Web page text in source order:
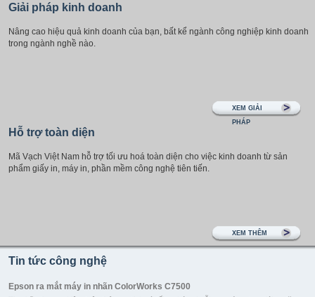
Giải pháp kinh doanh
Nâng cao hiệu quả kinh doanh của bạn, bất kể ngành công nghiệp kinh doanh
trong ngành nghề nào.
XEM GIẢI
PHÁP
Hỗ trợ toàn diện
Mã Vạch Việt Nam hỗ trợ tối ưu hoá toàn diện cho việc kinh doanh từ sản
phẩm giấy in, máy in, phần mềm công nghệ tiên tiến.
XEM THÊM
Tin tức công nghệ
Epson ra mắt máy in nhãn ColorWorks C7500